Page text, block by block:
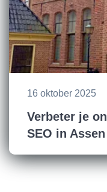
16 oktober 2025
Verbeter je
SEO in Assen